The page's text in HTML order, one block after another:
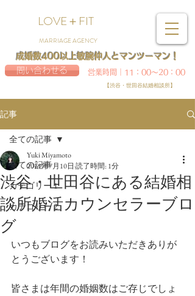
LOVE＋FIT
MARRIAGE AGENCY
問い合わせる
【渋谷・世田谷結婚相談所】
成婚数400以上敏腕仲人とマンツーマン！
営業時間｜11：00～20：00
記事
全ての記事
カテゴリー 1
カテゴリー 2
全ての記事
渋谷・世田谷にある結婚相
談所婚活カウンセラーブロ
グ
Yuki Miyamoto
2019年7月10日 読了時間: 1分
いつもブログをお読みいただきありが
とうございます！
皆さまは年間の婚姻数はご存じでしょ